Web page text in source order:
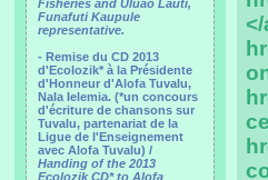
Fisheries and Uluao Lauti,
Funafuti Kaupule
representative.
- Remise du CD 2013
d'Ecolozik* à la Présidente
d'Honneur d'Alofa Tuvalu,
Nala Ielemia. (*un concours
d'écriture de chansons sur
Tuvalu, partenariat de la
Ligue de l'Enseignement
avec Alofa Tuvalu) /
Handing of the 2013
Ecolozik CD* to Alofa